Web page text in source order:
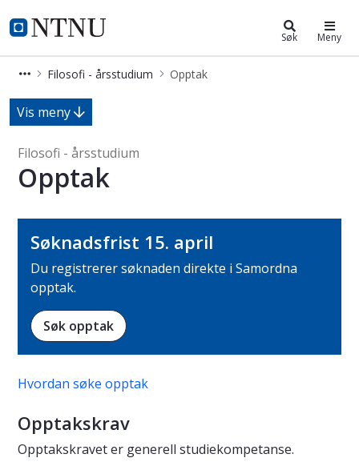
NTNU Hjemmeside
Filosofi - årsstudium Søk Meny
Filosofi - årsstudium Opptak
Opptak - Filosofi - årsstudium
Vis meny
Filosofi - årsstudium
Opptak
Søknadsfrist 15. april
Du registrerer søknaden direkte i Samordna
opptak.
Søk opptak
Hvordan søke opptak
Opptakskrav
Opptakskravet er generell studiekompetanse.